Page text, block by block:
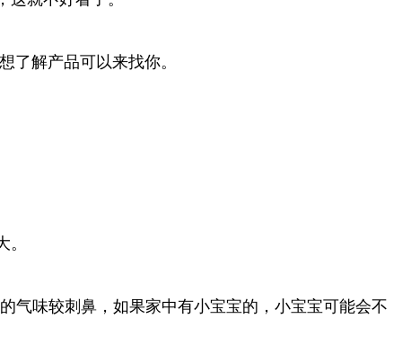
了解产品可以来找你。
气味较刺鼻，如果家中有小宝宝的，小宝宝可能会不